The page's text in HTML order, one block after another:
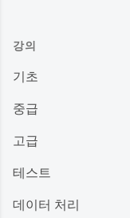
강의
기초
중급
고급
테스트
데이터 처리